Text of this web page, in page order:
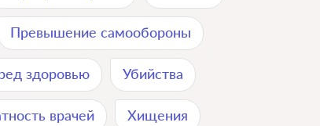
Превышение самообороны
здоровью Убийства
врачей Хищения